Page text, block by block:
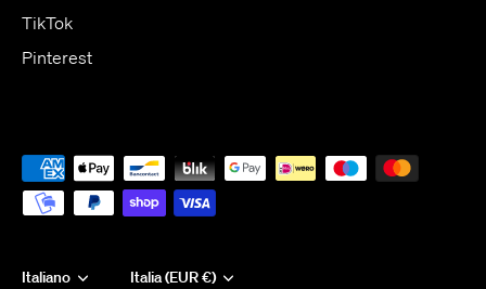
TikTok
Pinterest
Lingua
Italiano Valuta
Italia (EUR €)